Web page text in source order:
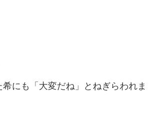
にも「大変だね」とねぎらわれま